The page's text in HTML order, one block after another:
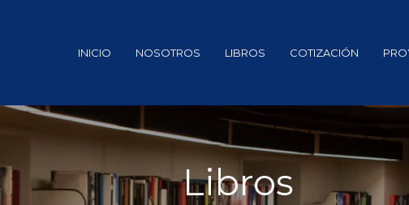
INICIO NOSOTROS LIBROS COTIZACIÓN
Libros